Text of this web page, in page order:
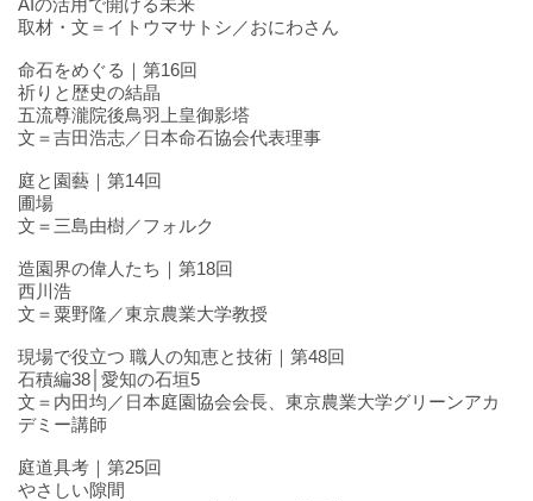
AIの活用で開ける未来
取材・文＝イトウマサトシ／おにわさん
命石をめぐる｜第16回
祈りと歴史の結晶
五流尊瀧院後鳥羽上皇御影塔
文＝吉田浩志／日本命石協会代表理事
庭と園藝｜第14回
圃場
文＝三島由樹／フォルク
造園界の偉人たち｜第18回
西川浩
文＝粟野隆／東京農業大学教授
現場で役立つ 職人の知恵と技術｜第48回
石積編38│愛知の石垣5
文＝内田均／日本庭園協会会長、東京農業大学グリーンアカ
デミー講師
庭道具考｜第25回
やさしい隙間